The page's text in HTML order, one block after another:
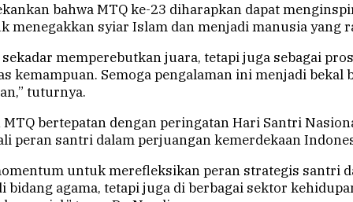
bahwa MTQ ke-23 diharapkan dapat
menegakkan syiar Islam dan menjadi manusia yang
memperebutkan juara, tetapi juga sebagai
kemampuan. Semoga pengalaman ini menjadi bekal
tuturnya.
bertepatan dengan peringatan Hari Santri
peran santri dalam perjuangan kemerdekaan
untuk merefleksikan peran strategis santri
bidang agama, tetapi juga di berbagai sektor